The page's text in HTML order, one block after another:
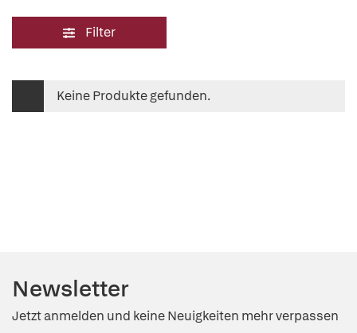
Filter
Keine Produkte gefunden.
Newsletter
Jetzt anmelden und keine Neuigkeiten mehr verpassen